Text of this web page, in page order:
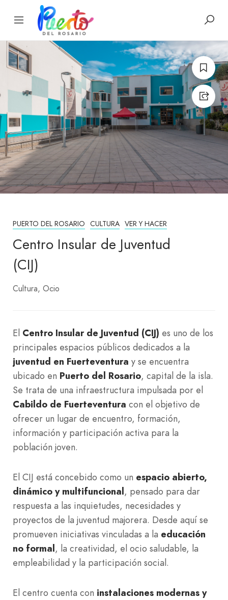
PUERTO DEL ROSARIO CULTURA VER Y HACER
Centro Insular de Juventud
(CIJ)
Cultura Ocio
El Centro Insular de Juventud (CIJ) es uno de los
principales espacios públicos dedicados a la
juventud en Fuerteventura y se encuentra
ubicado en Puerto del Rosario, capital de la isla.
Se trata de una infraestructura impulsada por el
Cabildo de Fuerteventura con el objetivo de
ofrecer un lugar de encuentro, formación,
información y participación activa para la
población joven.
El CIJ está concebido como un espacio abierto,
dinámico y multifuncional, pensado para dar
respuesta a las inquietudes, necesidades y
proyectos de la juventud majorera. Desde aquí se
promueven iniciativas vinculadas a la educación
no formal, la creatividad, el ocio saludable, la
empleabilidad y la participación social.
El centro cuenta con instalaciones modernas y